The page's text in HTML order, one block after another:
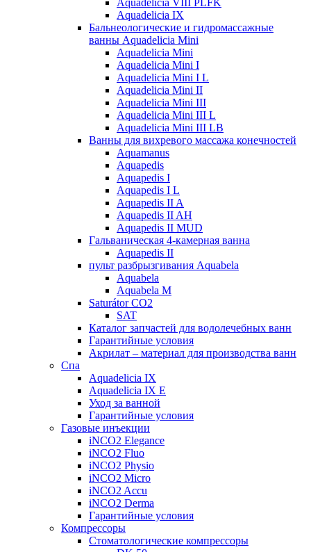
Aquadelicia VIII PLFK
Aquadelicia IX
Бальнеологические и гидромассажные
ванны Aquadelicia Mini
Aquadelicia Mini
Aquadelicia Mini I
Aquadelicia Mini I L
Aquadelicia Mini II
Aquadelicia Mini III
Aquadelicia Mini III L
Aquadelicia Mini III LB
Ванны для вихревого массажа конечностей
Aquamanus
Aquapedis
Aquapedis I
Aquapedis I L
Aquapedis II A
Aquapedis II AH
Aquapedis II MUD
Гальваническая 4-камерная вaннa
Aquapedis II
пульт рaзбрызгивaния Aquabela
Aquabela
Aquabela M
Saturátor CO2
SAT
Кaтaлог запчастeй для водолечебных ванн
Гарантийные ycлoвия
Акрилат – материал для производства ванн
Спа
Aquadelicia IX
Aquadelicia IX E
Уход за ванной
Гарантийные ycлoвия
Газовые инъекции
iNCO2 Elegance
iNCO2 Fluo
iNCO2 Physio
iNCO2 Micro
iNCO2 Accu
iNCO2 Derma
Гарантийные ycлoвия
Компрессоры
Стоматологические компрессоры